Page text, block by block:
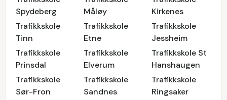
Spydeberg
Måløy
Kirkenes
Trafikkskole
Tinn
Trafikkskole
Etne
Trafikkskole
Jessheim
Trafikkskole
Prinsdal
Trafikkskole
Elverum
Trafikkskole St
Hanshaugen
Trafikkskole
Sør-Fron
Trafikkskole
Sandnes
Trafikkskole
Ringsaker